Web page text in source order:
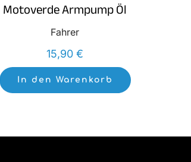
Motoverde Armpump Öl
Fahrer
15,90€
In den Warenkorb